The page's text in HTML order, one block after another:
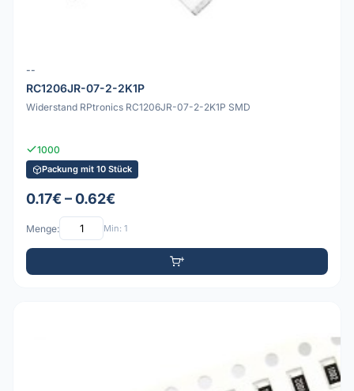
--
RC1206JR-07-2-2K1P
Widerstand RPtronics RC1206JR-07-2-2K1P SMD
1000
Packung mit 10 Stück
0.17€ – 0.62€
Menge: Min: 1